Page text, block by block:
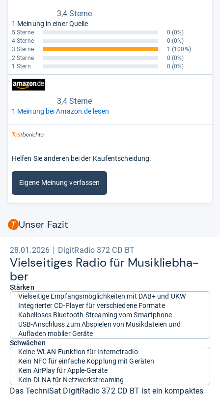
3,4 Sterne
1 Meinung in einer Quelle
5 Sterne 0 (0%)
4 Sterne
0 (0%)
3 Sterne
1 (100%)
2 Sterne
0 (0%)
1 Stern
0 (0%)
3,4 Sterne
1 Meinung bei Amazon.de lesen
Helfen Sie anderen bei der Kaufentscheidung.
Eigene Meinung verfassen
Unser Fazit
28.01.2026 DigitRadio 372 CD BT
Viel­sei­ti­ges Radio für Musik­lieb­ha­
ber
Stärken
Vielseitige Empfangsmöglichkeiten mit DAB+ und UKW
Integrierter CD-Player für verschiedene Formate
Kabelloses Bluetooth-Streaming vom Smartphone
USB-Anschluss zum Abspielen von Musikdateien und
Aufladen mobiler Geräte
Schwächen
Keine WLAN-Funktion für Internetradio
Kein NFC für einfache Kopplung mit Geräten
Kein AirPlay für Apple-Geräte
Kein DLNA für Netzwerkstreaming
Das TechniSat DigitRadio 372 CD BT ist ein kompaktes